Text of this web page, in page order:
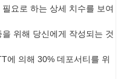
요로 하는 상세 치수를 보여
위해 당신에게 작성되는 것
에 의해 30% 데포서티를 위